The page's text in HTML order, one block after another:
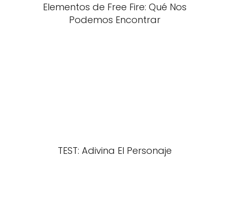
Elementos de Free Fire: Qué Nos
Podemos Encontrar
TEST: Adivina El Personaje